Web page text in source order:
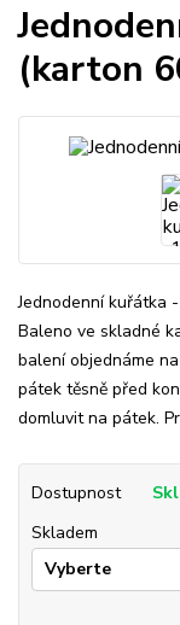
(karton
Jednodenní kuřátka
Baleno ve skladné
balení objednáme
pátek těsně před
domluvit na pátek.
Dostupnost
Skladem